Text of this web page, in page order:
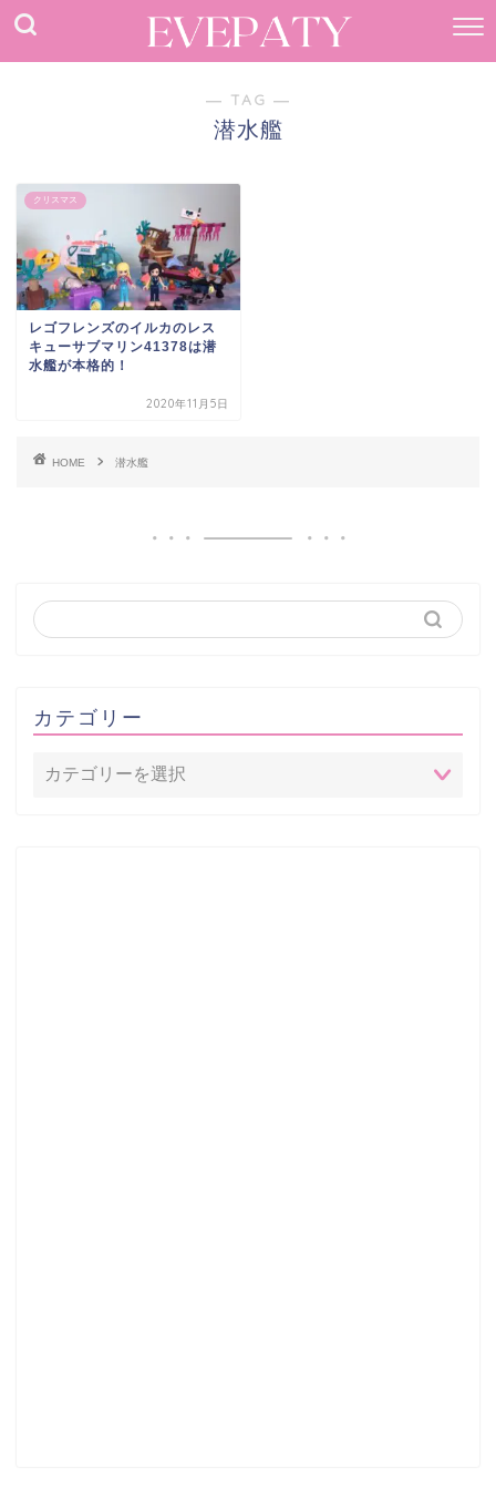
― TAG ―
潜水艦
クリスマス
レゴフレンズのイルカのレス
キューサブマリン41378は潜
水艦が本格的！
2020年11月5日
HOME 潜水艦
カテゴリー